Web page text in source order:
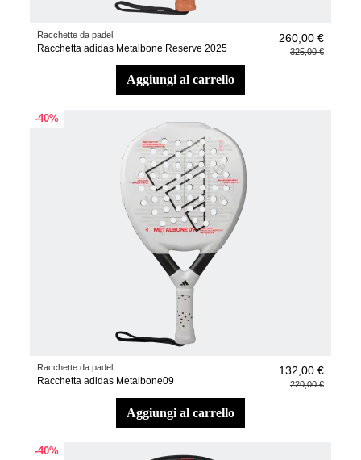
Racchette da padel
Racchetta adidas Metalbone Reserve 2025
260,00 €
325,00 €
aggiungi al carrello
-40%
Racchette da padel
Racchetta adidas Metalbone09
132,00 €
220,00 €
aggiungi al carrello
-40%